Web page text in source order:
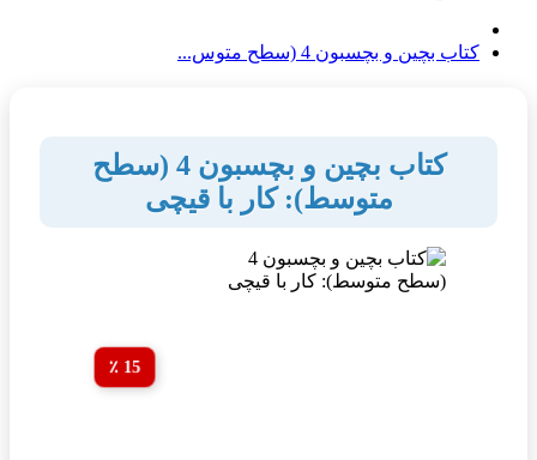
کتاب بچین و بچسبون 4 (سطح متوس...
کتاب بچین و بچسبون 4 (سطح
متوسط): کار با قیچی
15 ٪